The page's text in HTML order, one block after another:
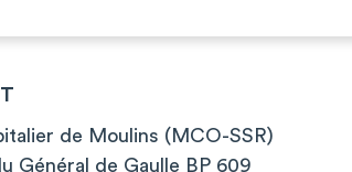
de Moulins (MCO-SSR)
Général de Gaulle BP 609